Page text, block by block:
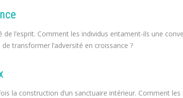
l’esprit. Comment les individus entament-ils une
transformer l’adversité en croissance ?
la construction d’un sanctuaire intérieur. Comment